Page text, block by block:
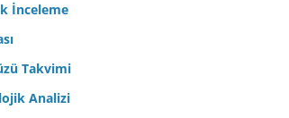
İnceleme
Takvimi
Analizi